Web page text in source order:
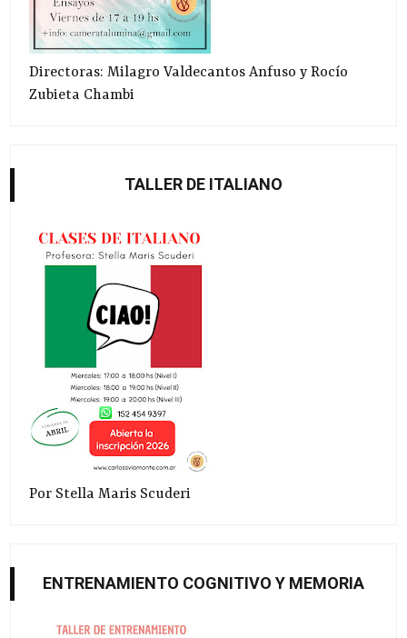
Directoras: Milagro Valdecantos Anfuso y Rocío
Zubieta Chambi
TALLER DE ITALIANO
Por Stella Maris Scuderi
ENTRENAMIENTO COGNITIVO Y MEMORIA